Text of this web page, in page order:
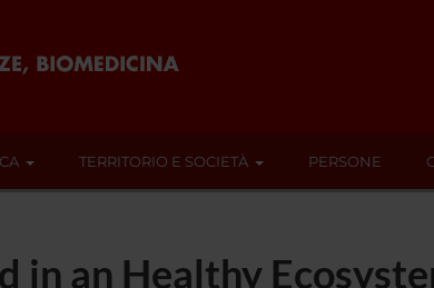
TERRITORIO E SOCIETÀ PERSONE
in an Healthy